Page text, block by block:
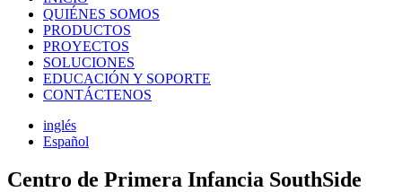
QUIÉNES SOMOS
PRODUCTOS
PROYECTOS
SOLUCIONES
EDUCACIÓN Y SOPORTE
CONTÁCTENOS
inglés
Español
Centro de Primera Infancia SouthSide